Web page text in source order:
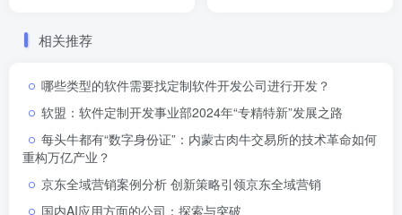
相关推荐
哪些类型的软件需要找定制软件开发公司进行开发？
软盟：软件定制开发事业部2024年“专精特新”发展之路
每头牛都有“数字身份证”：内蒙古肉牛交易所的技术革命如何
重构万亿产业？
京东全域营销案例分析 创新策略引领京东全域营销
国内AI应用方面的公司：探索与突破